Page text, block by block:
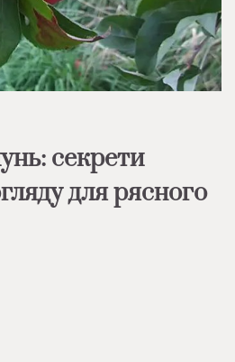
секрети
для рясного